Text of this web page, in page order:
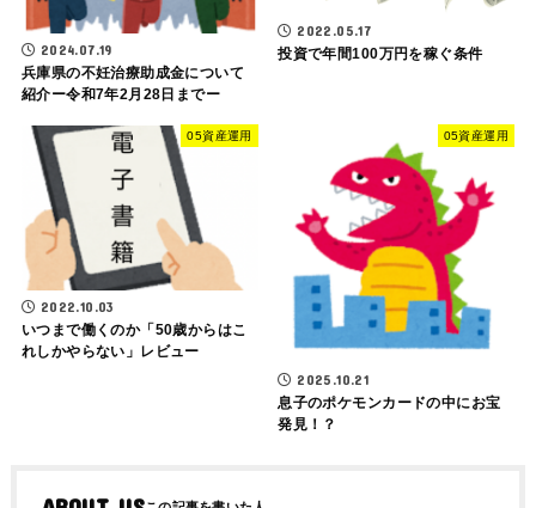
2024.07.19
兵庫県の不妊治療助成金について
紹介ー令和7年2月28日までー
2022.05.17
投資で年間100万円を稼ぐ条件
05資産運用
2022.10.03
いつまで働くのか「50歳からはこ
れしかやらない」レビュー
05資産運用
2025.10.21
息子のポケモンカードの中にお宝
発見！？